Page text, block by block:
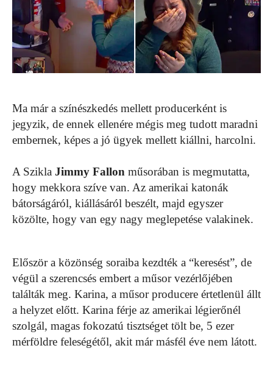
Ma már a színészkedés mellett producerként is
jegyzik, de ennek ellenére mégis meg tudott maradni
embernek, képes a jó ügyek mellett kiállni, harcolni.
A Szikla Jimmy Fallon műsorában is megmutatta,
hogy mekkora szíve van. Az amerikai katonák
bátorságáról, kiállásáról beszélt, majd egyszer
közölte, hogy van egy nagy meglepetése valakinek.
Először a közönség soraiba kezdték a “keresést”, de
végül a szerencsés embert a műsor vezérlőjében
találták meg. Karina, a műsor producere értetlenül állt
a helyzet előtt. Karina férje az amerikai légierőnél
szolgál, magas fokozatú tisztséget tölt be, 5 ezer
mérföldre feleségétől, akit már másfél éve nem látott.